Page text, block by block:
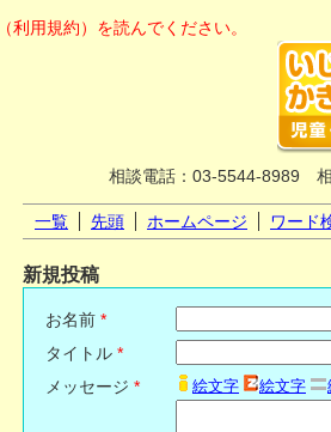
利用規約）を読んでください。
相談電話：03-5544-8989
一覧 先頭 ホームページ ワード
新規投稿
お名前 *
タイトル *
メッセージ * 絵文字 絵文字